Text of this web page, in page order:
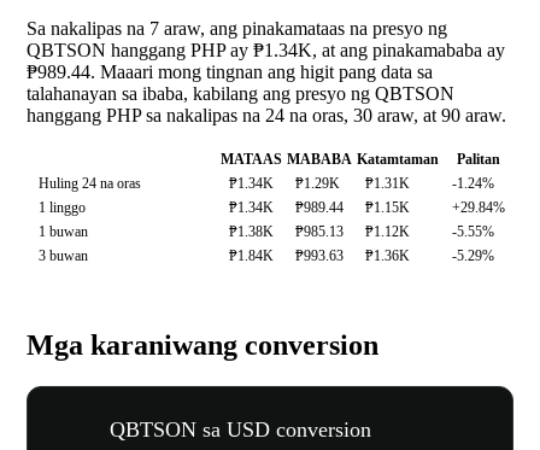
Sa nakalipas na 7 araw, ang pinakamataas na presyo ng
QBTSON hanggang PHP ay ₱1.34K, at ang pinakamababa ay
₱989.44. Maaari mong tingnan ang higit pang data sa
talahanayan sa ibaba, kabilang ang presyo ng QBTSON
hanggang PHP sa nakalipas na 24 na oras, 30 araw, at 90 araw.
MATAAS MABABA Katamtaman
Palitan
Huling 24 na oras
₱1.34K ₱1.29K ₱1.31K
-1.24%
1 linggo
₱1.34K ₱989.44 ₱1.15K
+29.84%
1 buwan
₱1.38K ₱985.13 ₱1.12K
-5.55%
3 buwan
₱1.84K ₱993.63 ₱1.36K -5.29%
Mga karaniwang conversion
QBTSON sa USD conversion